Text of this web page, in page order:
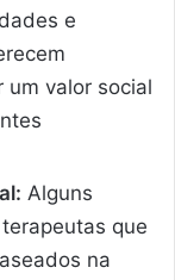
e
um valor social
Alguns
que
na